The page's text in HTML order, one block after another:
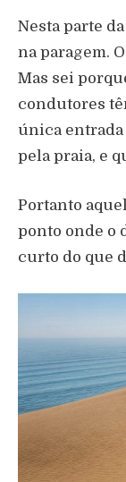
Nesta parte
na paragem.
Mas sei
condutores
única entrada
pela praia, e
Portanto
ponto onde o
curto do que